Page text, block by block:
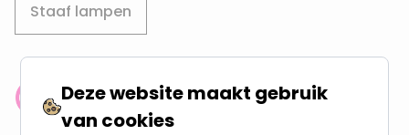
Staaf lampen
Klantenbeoordeling: 9.4/10
meer dan 100.000 klanten gingen u voor
Deze website maakt gebruik
van cookies